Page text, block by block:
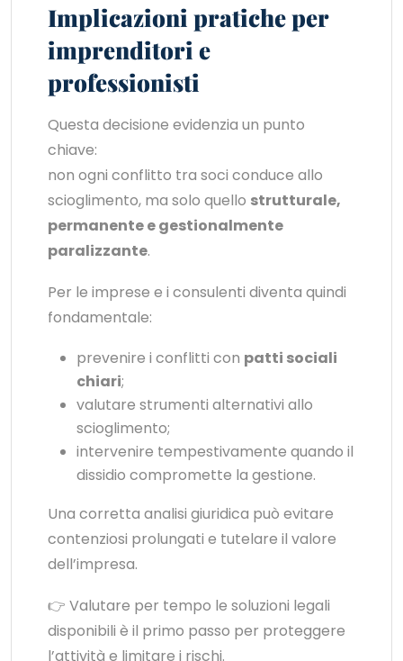
Implicazioni pratiche per
imprenditori e
professionisti
Questa decisione evidenzia un punto
chiave:
non ogni conflitto tra soci conduce allo
scioglimento, ma solo quello strutturale,
permanente e gestionalmente
paralizzante.
Per le imprese e i consulenti diventa quindi
fondamentale:
prevenire i conflitti con patti sociali
chiari;
valutare strumenti alternativi allo
scioglimento;
intervenire tempestivamente quando il
dissidio compromette la gestione.
Una corretta analisi giuridica può evitare
contenziosi prolungati e tutelare il valore
dell’impresa.
👉 Valutare per tempo le soluzioni legali
disponibili è il primo passo per proteggere
l’attività e limitare i rischi.